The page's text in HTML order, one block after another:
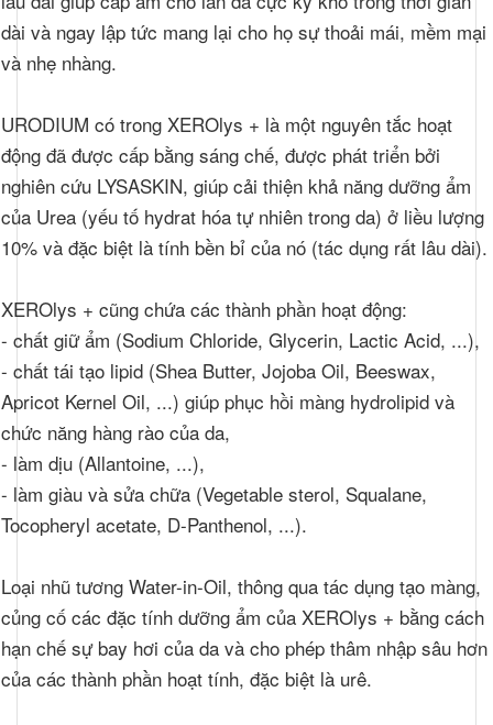
Propylparaben Mẹo sử dụng Áp dụng một hoặc hai lần một ngày
sau khi tắm hoặc tắm
dài và ngay lập tức mang lại cho họ sự thoải mái, mềm mại
và nhẹ nhàng.
URODIUM có trong XEROlys + là một nguyên tắc hoạt
động đã được cấp bằng sáng chế, được phát triển bởi
nghiên cứu LYSASKIN, giúp cải thiện khả năng dưỡng ẩm
của Urea (yếu tố hydrat hóa tự nhiên trong da) ở liều lượng
10% và đặc biệt là tính bền bỉ của nó (tác dụng rất lâu dài).
XEROlys + cũng chứa các thành phần hoạt động:
- chất giữ ẩm (Sodium Chloride, Glycerin, Lactic Acid, ...),
- chất tái tạo lipid (Shea Butter, Jojoba Oil, Beeswax,
Apricot Kernel Oil, ...) giúp phục hồi màng hydrolipid và
chức năng hàng rào của da,
- làm dịu (Allantoine, ...),
- làm giàu và sửa chữa (Vegetable sterol, Squalane,
Tocopheryl acetate, D-Panthenol, ...).
Loại nhũ tương Water-in-Oil, thông qua tác dụng tạo màng,
củng cố các đặc tính dưỡng ẩm của XEROlys + bằng cách
hạn chế sự bay hơi của da và cho phép thâm nhập sâu hơn
của các thành phần hoạt tính, đặc biệt là urê.